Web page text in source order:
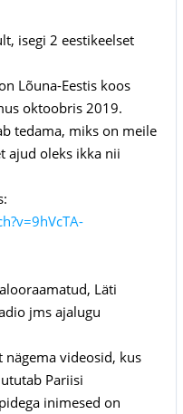
isegi 2 eestikeelset
Lõuna-Eestis koos
oktoobris 2019.
tedama, miks on meile
ajud oleks ikka nii
Läti
jms ajalugu
videosid, kus
Pariisi
inimesed on